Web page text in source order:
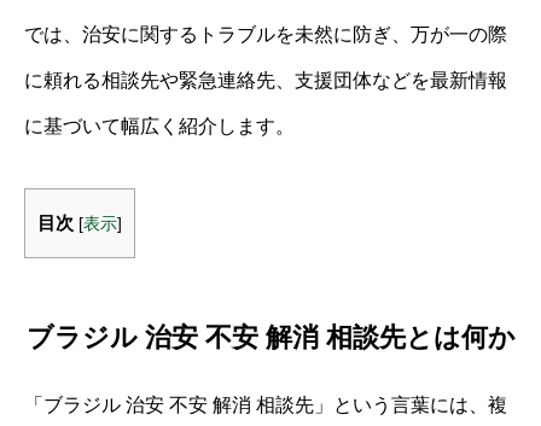
では、治安に関するトラブルを未然に防ぎ、万が一の際
に頼れる相談先や緊急連絡先、支援団体などを最新情報
に基づいて幅広く紹介します。
目次 [表示]
ブラジル 治安 不安 解消 相談先とは何か
「ブラジル 治安 不安 解消 相談先」という言葉には、複